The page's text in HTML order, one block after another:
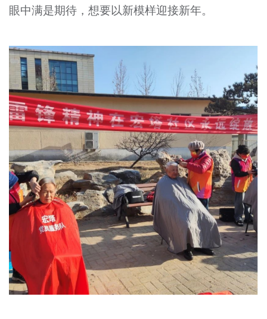
眼中满是期待，想要以新模样迎接新年。